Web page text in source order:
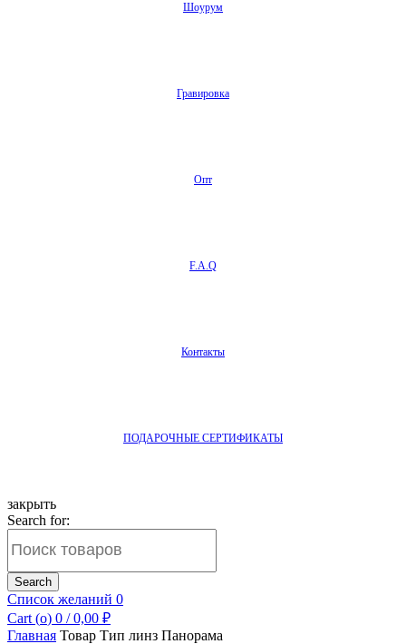
Шоурум
Гравировка
Опт
F.A.Q
Контакты
ПОДАРОЧНЫЕ СЕРТИФИКАТЫ
закрыть
Search for:
Search
Список желаний 0
Cart (o) 0 / 0,00 ₽
Главная Товар Тип линз Панорама